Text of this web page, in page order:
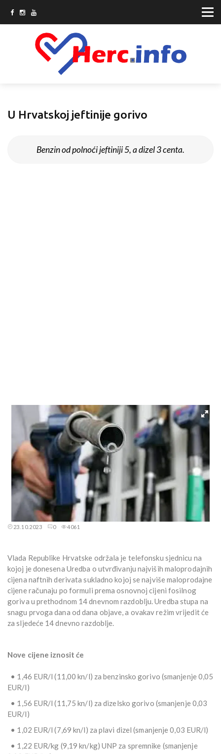
U Hrvatskoj jeftinije gorivo
Benzin od polnoći jeftiniji 5, a dizel 3 centa.
23.10.2023 0 4061
Vlada Republike Hrvatske održala je telefonsku sjednicu na
kojoj je donesena Uredba o utvrđivanju najviših maloprodajnih
cijena naftnih derivata sukladno kojoj se najviše maloprodajne
cijene računaju po formuli prema osnovnoj cijeni fosilnog
goriva u prethodnom 14 dnevnom razdoblju. Uredba stupa na
snagu prvoga dana od dana objave, a ovakav režim vrijedit će
za sljedeće 14 dnevno razdoblje.
Nove cijene iznosit će
• 1,46 EUR/l (11,00 kn/l) za benzinsko gorivo (smanjenje 0,05
EUR/l)
• 1,56 EUR/l (11,75 kn/l) za dizelsko gorivo (smanjenje 0,03
EUR/l)
• 1,02 EUR/l (7,69 kn/l) za plavi dizel (smanjenje 0,03 EUR/l)
• 1,22 EUR/kg (9,19 kn/kg) UNP za spremnike (smanjenje